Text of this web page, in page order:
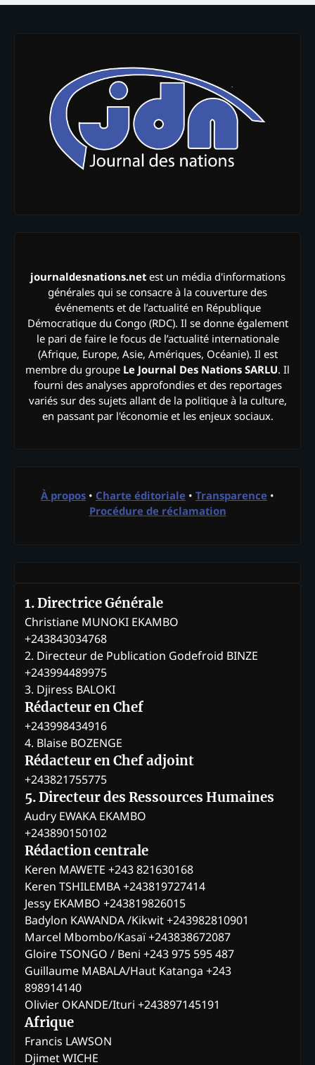
journaldesnations.netest un média d'informations
générales qui se consacre à la couverture des
événements et de l’actualité en République
Démocratique du Congo (RDC). Il se donne également
le pari de faire le focus de l’actualité internationale
(Afrique, Europe, Asie, Amériques, Océanie). Il est
membre du groupe Le Journal Des Nations SARLU. Il
fourni des analyses approfondies et des reportages
variés sur des sujets allant de la politique à la culture,
en passant par l'économie et les enjeux sociaux.
À propos • Charte éditoriale • Transparence •
Procédure de réclamation
1. Directrice Générale
Christiane MUNOKI EKAMBO
+243843034768
2. Directeur de Publication Godefroid BINZE
+243994489975
3. Djiress BALOKI
Rédacteur en Chef
+243998434916
4. Blaise BOZENGE
Rédacteur en Chef adjoint
+243821755775
5. Directeur des Ressources Humaines
Audry EWAKA EKAMBO
+243890150102
Rédaction centrale
Keren MAWETE +243 821630168
Keren TSHILEMBA +243819727414
Jessy EKAMBO +243819826015
Badylon KAWANDA /Kikwit +243982810901
Marcel Mbombo/Kasaï +243838672087
Gloire TSONGO / Beni +243 975 595 487
Guillaume MABALA/Haut Katanga +243
898914140
Olivier OKANDE/Ituri +243897145191
Afrique
Francis LAWSON
Djimet WICHE